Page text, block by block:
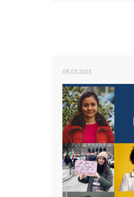
08.03.2023